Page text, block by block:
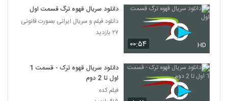
۰۰:۵۴ HD
دانلود سریال قهوه ترگ قسمت اول
دانلود فیلم و سریال ایرانی بصورت قانونی
۲۷ بازدید
دانلود سریال قهوه ترک - قسمت 1
اول تا 2 دوم
فیلم کده